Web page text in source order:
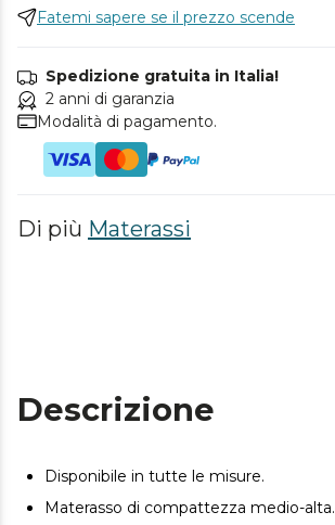
Fatemi sapere se il prezzo scende
Spedizione gratuita in Italia!
2 anni di garanzia
Modalità di pagamento.
Di più Materassi
Descrizione
Disponibile in tutte le misure.
Materasso di compattezza medio-alta.